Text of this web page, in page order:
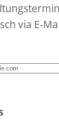
via E-